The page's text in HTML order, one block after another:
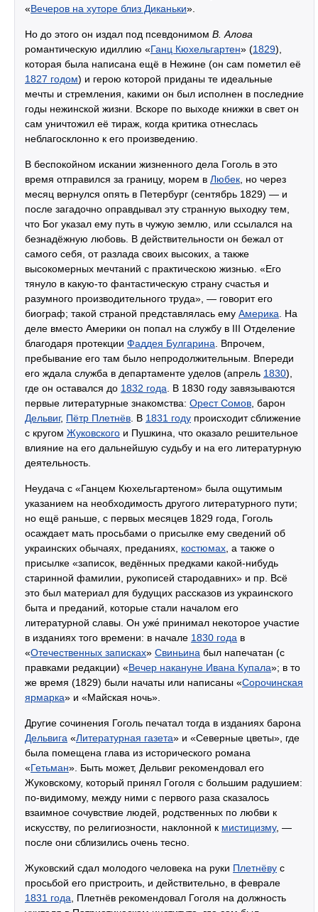
«Вечеров на хуторе близ Диканьки».
Но до этого он издал под псевдонимом В. Алова
романтическую идиллию «Ганц Кюхельгартен» (1829),
которая была написана ещё в Нежине (он сам пометил её
1827 годом) и герою которой приданы те идеальные
мечты и стремления, какими он был исполнен в последние
годы нежинской жизни. Вскоре по выходе книжки в свет он
сам уничтожил её тираж, когда критика отнеслась
неблагосклонно к его произведению.
В беспокойном искании жизненного дела Гоголь в это
время отправился за границу, морем в Любек , но через
месяц вернулся опять в Петербург (сентябрь 1829) — и
после загадочно оправдывал эту странную выходку тем,
что Бог указал ему путь в чужую землю, или ссылался на
безнадёжную любовь. В действительности он бежал от
самого себя, от разлада своих высоких, а также
высокомерных мечтаний с практическою жизнью. «Его
тянуло в какую-то фантастическую страну счастья и
разумного производительного труда», — говорит его
биограф; такой страной представлялась ему Америка . На
деле вместо Америки он попал на службу в III Отделение
благодаря протекции Фаддея Булгарина . Впрочем,
пребывание его там было непродолжительным. Впереди
его ждала служба в департаменте уделов (апрель 1830),
где он оставался до 1832 года . В 1830 году завязываются
первые литературные знакомства: Орест Сомов , барон
Дельвиг, Пётр Плетнёв . В 1831 году происходит сближение
с кругом Жуковского и Пушкина, что оказало решительное
влияние на его дальнейшую судьбу и на его литературную
деятельность.
Неудача с «Ганцем Кюхельгартеном» была ощутимым
указанием на необходимость другого литературного пути;
но ещё раньше, с первых месяцев 1829 года, Гоголь
осаждает мать просьбами о присылке ему сведений об
украинских обычаях, преданиях, костюмах , а также о
присылке «записок, ведённых предками какой-нибудь
старинной фамилии, рукописей стародавних» и пр. Всё
это был материал для будущих рассказов из украинского
быта и преданий, которые стали началом его
литературной славы. Он уже́ принимал некоторое участие
в изданиях того времени: в начале 1830 года в
«Отечественных записках» Свиньина был напечатан (с
правками редакции) «Вечер накануне Ивана Купала»; в то
же время (1829) были начаты или написаны «Сорочинская
ярмарка» и «Майская ночь».
Другие сочинения Гоголь печатал тогда в изданиях барона
Дельвига «Литературная газета» и «Северные цветы», где
была помещена глава из исторического романа
«Гетьман». Быть может, Дельвиг рекомендовал его
Жуковскому, который принял Гоголя с большим радушием:
по-видимому, между ними с первого раза сказалось
взаимное сочувствие людей, родственных по любви к
искусству, по религиозности, наклонной к мистицизму, —
после они сблизились очень тесно.
Жуковский сдал молодого человека на руки Плетнёву c
просьбой его пристроить, и действительно, в феврале
1831 года , Плетнёв рекомендовал Гоголя на должность